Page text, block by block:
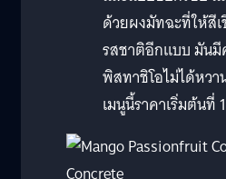
ด้วยผงมัทฉะที่ให้สี
รสชาติอีกแบบ มันมี
พิสทาชิโอไม่ได้หว
เมนูนี้ราคาเริ่มต้นที่